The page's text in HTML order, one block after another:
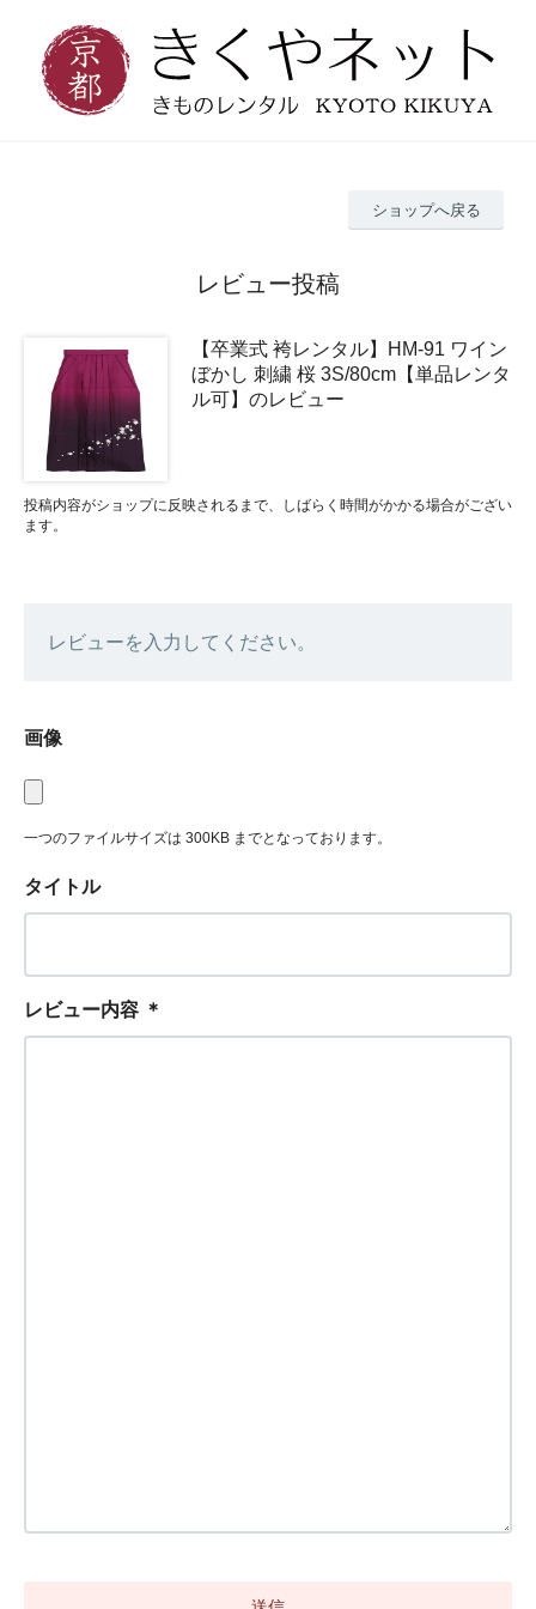
ショップへ戻る
レビュー投稿
【卒業式 袴レンタル】HM-91 ワイン
ぼかし 刺繍 桜 3S/80cm【単品レンタ
ル可】のレビュー
投稿内容がショップに反映されるまで、しばらく時間がかかる場合がござい
ます。
レビューを入力してください。
画像
一つのファイルサイズは 300KB までとなっております。
タイトル
レビュー内容 ＊